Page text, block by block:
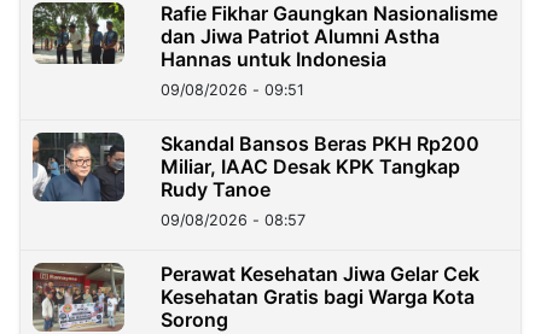
Rafie Fikhar Gaungkan Nasionalisme
dan Jiwa Patriot Alumni Astha
Hannas untuk Indonesia
09/08/2026 - 09:51
Skandal Bansos Beras PKH Rp200
Miliar, IAAC Desak KPK Tangkap
Rudy Tanoe
09/08/2026 - 08:57
Perawat Kesehatan Jiwa Gelar Cek
Kesehatan Gratis bagi Warga Kota
Sorong